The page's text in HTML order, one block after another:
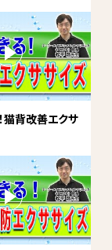
猫背改善エクサ